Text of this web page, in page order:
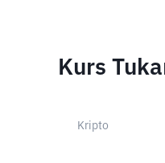
Kurs
Kripto